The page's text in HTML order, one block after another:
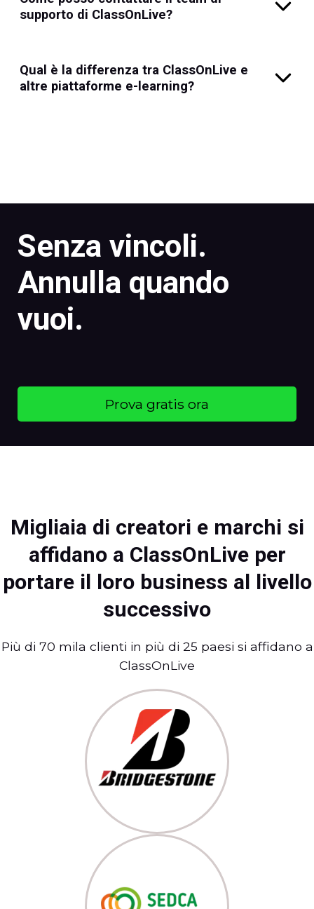
supporto di ClassOnLive?
Qual è la differenza tra ClassOnLive e
altre piattaforme e-learning?
Senza vincoli.
Annulla quando
vuoi.
Prova gratis ora
Migliaia di creatori e marchi si
affidano a ClassOnLive per
portare il loro business al livello
successivo
Più di 70 mila clienti in più di 25 paesi si affidano a
ClassOnLive